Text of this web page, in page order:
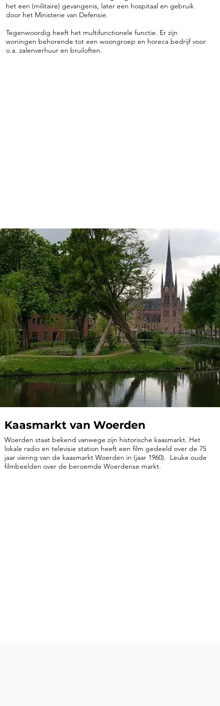
het een (militaire) gevangenis, later een hospitaal en gebruik
door het Ministerie van Defensie.
Tegenwoordig heeft het multifunctionele functie. Er zijn
woningen behorende tot een woongroep en horeca bedrijf voor
o.a. zalenverhuur en bruiloften.
Kaasmarkt van Woerden
Woerden staat bekend vanwege zijn historische kaasmarkt. Het
lokale radio en televisie station heeft een film gedeeld over de 75
jaar viering van de kaasmarkt Woerden in (jaar 1960). Leuke oude
filmbeelden over de beroemde Woerdense markt.